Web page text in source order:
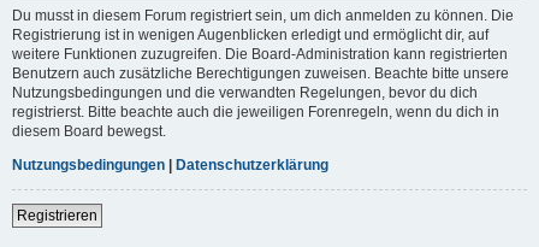
Du musst in diesem Forum registriert sein, um dich anmelden zu können. Die
Registrierung ist in wenigen Augenblicken erledigt und ermöglicht dir, auf
weitere Funktionen zuzugreifen. Die Board-Administration kann registrierten
Benutzern auch zusätzliche Berechtigungen zuweisen. Beachte bitte unsere
Nutzungsbedingungen und die verwandten Regelungen, bevor du dich
registrierst. Bitte beachte auch die jeweiligen Forenregeln, wenn du dich in
diesem Board bewegst.
Nutzungsbedingungen | Datenschutzerklärung
Registrieren